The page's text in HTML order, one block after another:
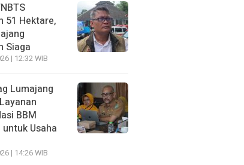
51 Hektare,
Siaga
| 12:32 WIB
Lumajang
BBM
Usaha
| 14:26 WIB